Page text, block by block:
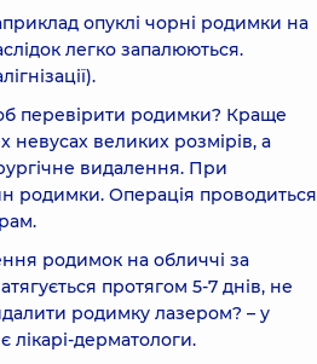
опуклі чорні родимки на
легко запалюються.
перевірити родимки? Краще
невусах великих розмірів, а
видалення. При
родимки. Операція проводиться
родимок на обличчі за
протягом 5-7 днів, не
родимку лазером? – у
лікарі-дерматологи.